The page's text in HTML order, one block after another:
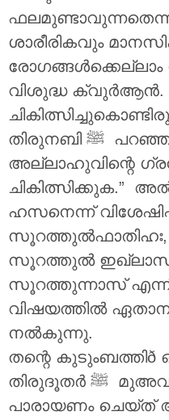
ശാരീരികവും
വിശുദ്ധ ക്വുർആൻ.
തിരുനബി ‎ﷺ പറഞ്ഞു: “നിങ്ങൾ അവരെ
അല്ലാഹുവിന്റെ
ചികിത്സിക്കുക.”
ഹസനെന്ന്
സൂറത്തുൽ
സൂറത്തുന്നാസ്
വിഷയത്തിൽ
നൽകുന്നു.
തന്റെ കുടുംബത്തിð
തിരുദൂതർ ‎ﷺ മുഅവ്വിദാത്തുകൾ
പാരായണം ചെയ്ത്